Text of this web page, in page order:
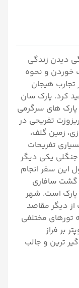
دیدن زندگی
خوردن و نحوه
تجارب هیجان
کرد. پارک سان
پارک های سرگرمی
تفریحی در
زمین گلف،
تفریحات
جنگلی یکی دیگر
این سفر انجام
سافاری
پارک است. شهر
دیگر مقاصد
تورهای مختلفی
بر فراز
ترین و جالب